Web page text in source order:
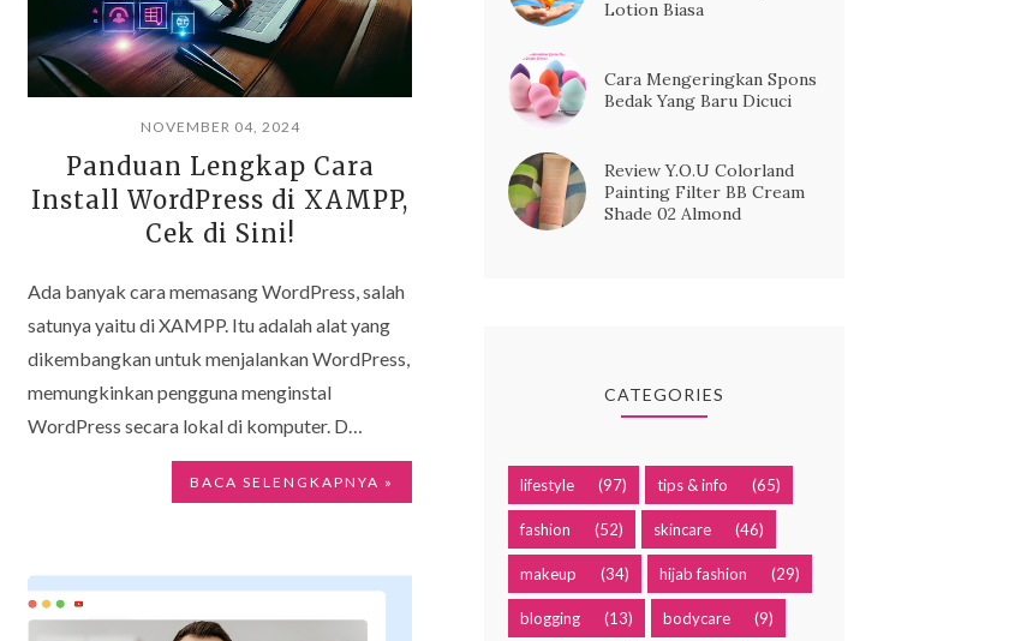
NOVEMBER 04, 2024
Panduan Lengkap Cara
Install WordPress di XAMPP,
Cek di Sini!
Ada banyak cara memasang WordPress, salah
satunya yaitu di XAMPP. Itu adalah alat yang
dikembangkan untuk menjalankan WordPress,
memungkinkan pengguna menginstal
WordPress secara lokal di komputer. D…
BACA SELENGKAPNYA »
Lotion Biasa
Cara Mengeringkan Spons
Bedak Yang Baru Dicuci
Review Y.O.U Colorland
Painting Filter BB Cream
Shade 02 Almond
CATEGORIES
lifestyle (97) tips & info (65)
fashion (52) skincare (46)
makeup (34) hijab fashion (29)
blogging (13) bodycare (9)